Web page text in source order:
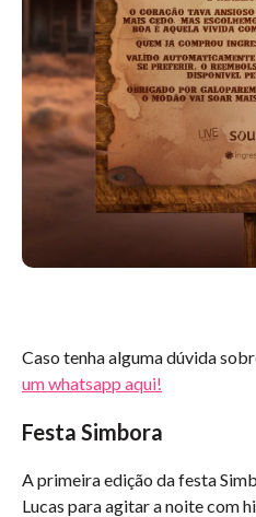
Caso tenha alguma dúvida
um whatsapp aqui!
Festa Simbora
A primeira edição da festa
Lucas para agitar a noite com